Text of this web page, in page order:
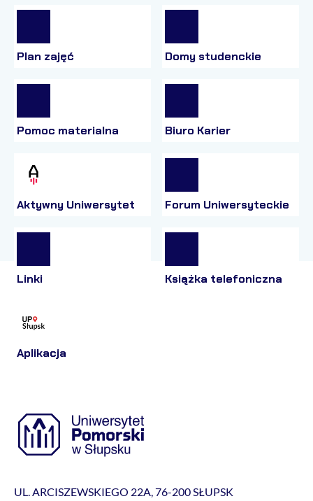
Plan zajęć Domy studenckie
Pomoc materialna Biuro Karier
Aktywny Uniwersytet Forum Uniwersyteckie
Linki Książka telefoniczna
Aplikacja
UL. ARCISZEWSKIEGO 22A, 76-200 SŁUPSK